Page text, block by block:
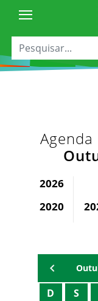
2026
2020
D S